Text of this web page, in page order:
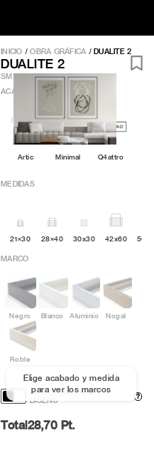
INICIO /OBRA GRÁFICA /DUALITE 2
DUALITE 2
SM132
ACABADO
?
Artic Minimal Q4attro
MEDIDAS
21×30 28×40 30x30 42x60
PERSONALIZACIÓN Y
DISEÑO
?
MARCO
Negro Blanco Aluminio Nogal
Roble
Elige acabado y medida
para ver los marcos
Total28,70 Pt.